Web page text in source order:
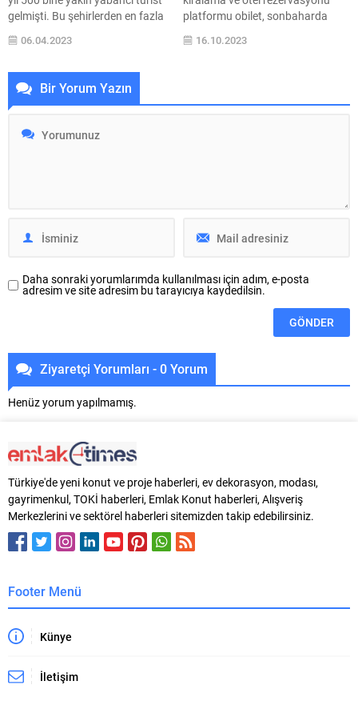
gelmişti. Bu şehirlerden en fazla
turist ağırlayanlar Adana, Hatay
ve Gaziantep olarak öne çıkıyor.
Türkiye’nin turizm rakamlarına
nasıl etki edecek? Aynı zamanda
bir turizmci olan TÜGİAD Başkan
Yardımcısı Dr. Şebnem Akman
Balta, depremin 2023 yılı...
06.04.2023
platformu obilet, sonbaharda
kaplıca turizmiyle stres atmanız
ve şifa bulmanız için termal
16.10.2023
Bir Yorum Yazın
Daha sonraki yorumlarımda kullanılması için adım, e-posta
adresim ve site adresim bu tarayıcıya kaydedilsin.
Ziyaretçi Yorumları - 0 Yorum
Henüz yorum yapılmamış.
Türkiye'de yeni konut ve proje haberleri, ev dekorasyon, modası,
gayrimenkul, TOKİ haberleri, Emlak Konut haberleri, Alışveriş
Merkezlerini ve sektörel haberleri sitemizden takip edebilirsiniz.
Footer Menü
Künye
İletişim